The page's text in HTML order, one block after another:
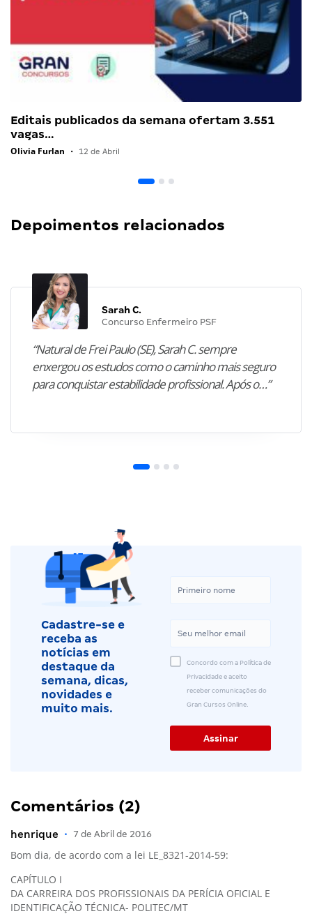
Editais publicados da semana ofertam 3.551
vagas…
Olivia Furlan • 12 de Abril
Depoimentos relacionados
Sarah C.
Concurso Enfermeiro PSF
“Natural de Frei Paulo (SE), Sarah C. sempre
enxergou os estudos como o caminho mais seguro
para conquistar estabilidade profissional. Após o…”
Cadastre-se e
receba as
notícias em
destaque da
semana, dicas,
novidades e
muito mais.
Concordo com a Política de
Privacidade e aceito
receber comunicações do
Gran Cursos Online.
Comentários (2)
henrique • 7 de Abril de 2016
Bom dia, de acordo com a lei LE_8321-2014-59:
CAPÍTULO I
DA CARREIRA DOS PROFISSIONAIS DA PERÍCIA OFICIAL E
IDENTIFICAÇÃO TÉCNICA- POLITEC/MT